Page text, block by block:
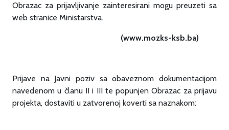
Obrazac za prijavljivanje zainteresirani mogu preuzeti sa
web stranice Ministarstva.
(www.mozks-ksb.ba)
Prijave na Javni poziv sa obaveznom dokumentacijom
navedenom u članu II i III te popunjen Obrazac za prijavu
projekta, dostaviti u zatvorenoj koverti sa naznakom: